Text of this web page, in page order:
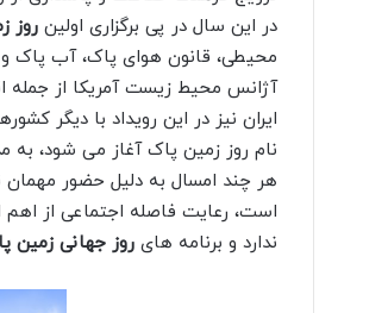
در این سال در پی برگزاری اولین روز
محیطی، قانون هوای پاک، آب پاک
آژانس محیط زیست آمریکا از جمله
ایران نیز در این رویداد با دیگر
نام روز زمین پاک آغاز می شود،
هر چند امسال به دلیل حضور مهمان
است، رعایت فاصله اجتماعی از
ندارد و برنامه های روز جهانی زمین